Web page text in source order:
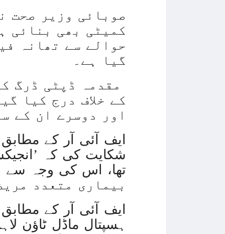
صوبائی وزیر صحت
کمیٹی بھی بنائی
حوالے سے تھانہ
گیا ہے۔
مقدمہ ڈپٹی ڈرگ
کے خلاف درج کیا
اور دوسرے ان کے
ایف آئی آر کے
بیماری متعدد
ایف آئی آر کے
ہسپتال ماڈل ٹاؤن